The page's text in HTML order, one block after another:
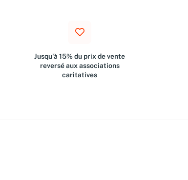
Jusqu'à 15% du prix de vente
reversé aux associations
caritatives